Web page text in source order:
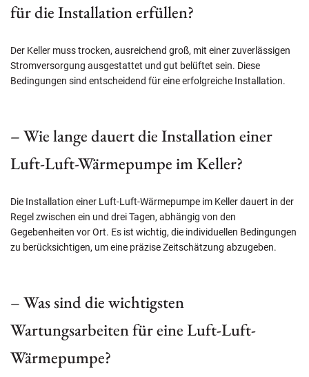
für die Installation erfüllen?
Der Keller muss trocken, ausreichend groß, mit einer zuverlässigen
Stromversorgung ausgestattet und gut belüftet sein. Diese
Bedingungen sind entscheidend für eine erfolgreiche Installation.
– Wie lange dauert die Installation einer
Luft-Luft-Wärmepumpe im Keller?
Die Installation einer Luft-Luft-Wärmepumpe im Keller dauert in der
Regel zwischen ein und drei Tagen, abhängig von den
Gegebenheiten vor Ort. Es ist wichtig, die individuellen Bedingungen
zu berücksichtigen, um eine präzise Zeitschätzung abzugeben.
– Was sind die wichtigsten
Wartungsarbeiten für eine Luft-Luft-
Wärmepumpe?